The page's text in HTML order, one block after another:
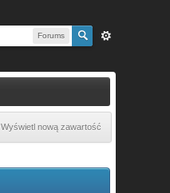
Forums
Wyświetl nową zawartość